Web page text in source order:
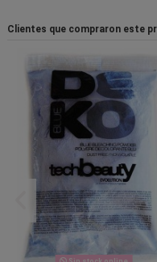
Clientes que compraron este